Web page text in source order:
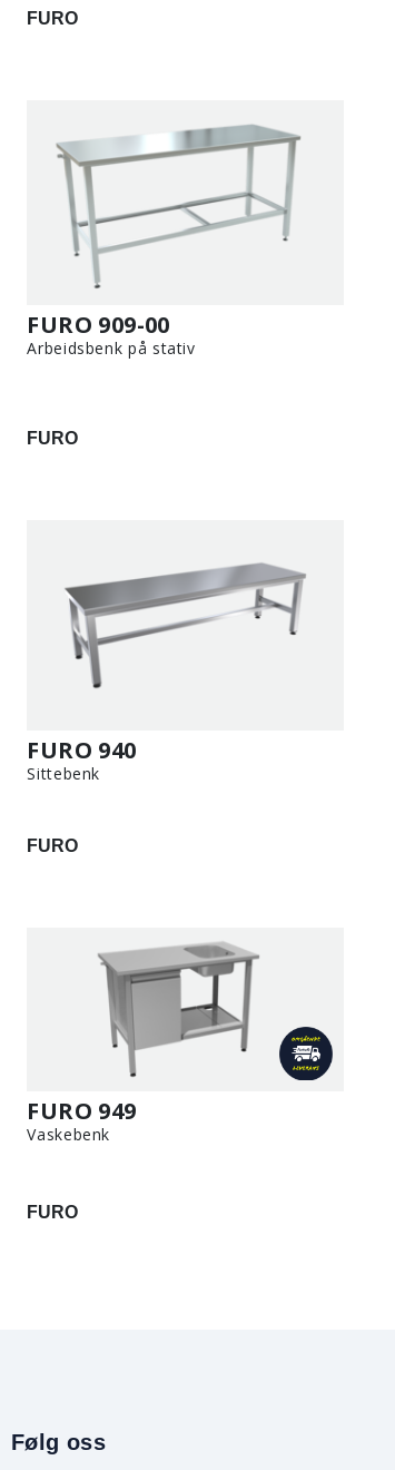
FURO
FURO 909-00
Arbeidsbenk på stativ
FURO
FURO 940
Sittebenk
FURO
FURO 949
Vaskebenk
FURO
Følg oss